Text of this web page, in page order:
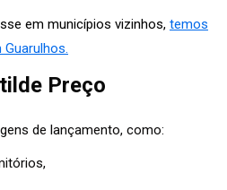
em municípios vizinhos, temos
Preço
de lançamento, como: